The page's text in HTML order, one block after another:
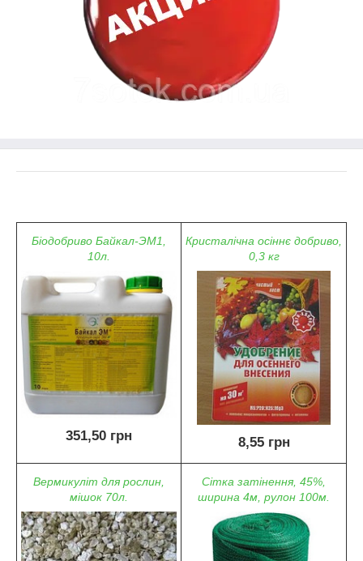
Біодобриво Байкал-ЭМ1,
10л.
351,50 грн
Кристалічна осіннє добриво,
0,3 кг
8,55 грн
Вермикуліт для рослин,
мішок 70л.
Сітка затінення, 45%,
ширина 4м, рулон 100м.